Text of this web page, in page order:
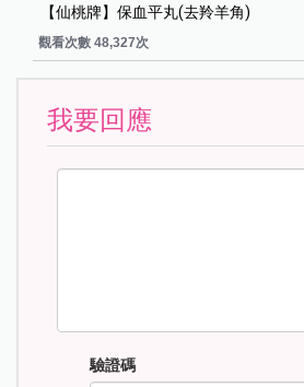
【仙桃牌】保血平丸(去羚羊角)
觀看次數 48,331次
我要回應
驗證碼